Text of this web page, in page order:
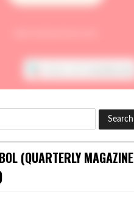
(QUARTERLY MAGAZINE